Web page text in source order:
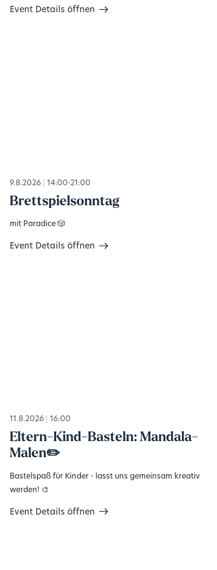
Event Details öffnen
9.8.2026 14:00-21:00
Brettspielsonntag
mit Paradice 🎲
Event Details öffnen
11.8.2026 16:00
Eltern-Kind-Basteln: Mandala-
Malen✏️
Bastelspaß für Kinder - lasst uns gemeinsam kreativ
werden! 🎨
Event Details öffnen